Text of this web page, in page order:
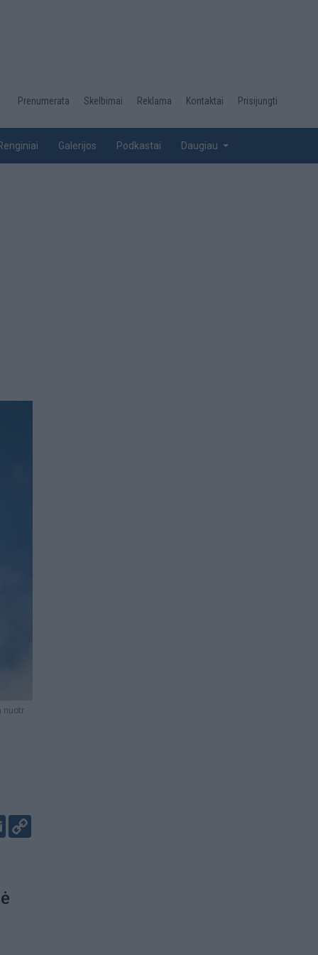
Desktop
top
Prenumerata Skelbimai Reklama Kontaktai Prisijungti
Galerijos Podkastai Daugiau
nuotr.
Email